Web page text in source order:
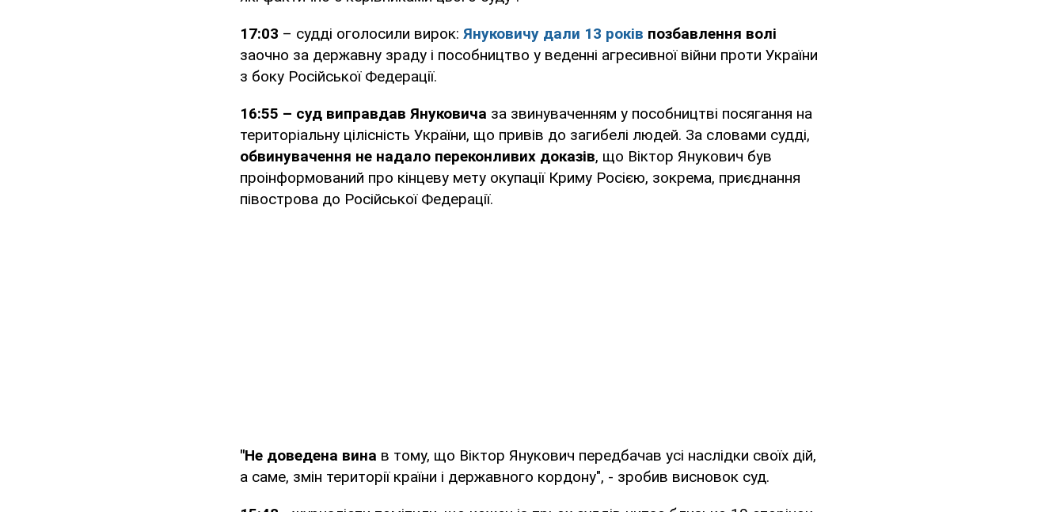
17:03 – судді оголосили вирок: Януковичу дали 13 років позбавлення волі
заочно за державну зраду і пособництво у веденні агресивної війни проти України
з боку Російської Федерації.
16:55 – суд виправдав Януковича за звинуваченням у пособництві посягання на
територіальну цілісність України, що привів до загибелі людей. За словами судді,
обвинувачення не надало переконливих доказів, що Віктор Янукович був
проінформований про кінцеву мету окупації Криму Росією, зокрема, приєднання
півострова до Російської Федерації.
"Не доведена вина в тому, що Віктор Янукович передбачав усі наслідки своїх дій,
а саме, змін території країни і державного кордону", - зробив висновок суд.